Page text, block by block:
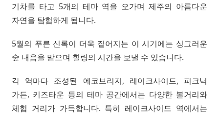
기차를 타고 5개의 테마 역을 오가며 제주의 아름다운
자연을 탐험하게 됩니다.
5월의 푸른 신록이 더욱 짙어지는 이 시기에는 싱그러운
숲 내음을 맡으며 힐링의 시간을 보낼 수 있습니다.
각 역마다 조성된 에코브리지, 레이크사이드, 피크닉
가든, 키즈타운 등의 테마 공간에서는 다양한 볼거리와
체험 거리가 가득합니다. 특히 레이크사이드 역에서는